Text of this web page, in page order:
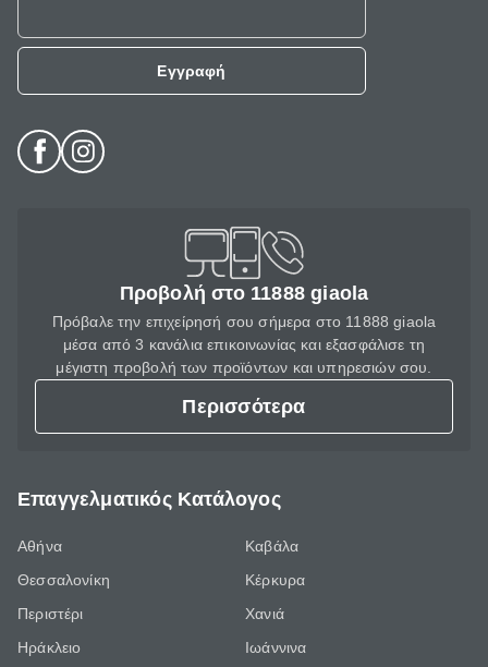
Εγγραφή
Προβολή στο 11888 giaola
Πρόβαλε την επιχείρησή σου σήμερα στο 11888 giaola
μέσα από 3 κανάλια επικοινωνίας και εξασφάλισε τη
μέγιστη προβολή των προϊόντων και υπηρεσιών σου.
Περισσότερα
Επαγγελματικός Κατάλογος
Αθήνα
Θεσσαλονίκη
Περιστέρι
Ηράκλειο
Καβάλα
Κέρκυρα
Χανιά
Ιωάννινα